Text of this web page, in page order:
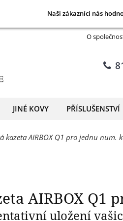
Naši zákazníci nás
O
JINÉ KOVY PŘÍSLUŠENSTVÍ
kazeta AIRBOX Q1 pro jednu num.
AIRBOX Q1
uložení
kazeta
Naši zákazníci nás